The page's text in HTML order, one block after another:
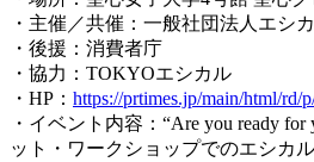
・主催／共催：一般社団法人エシ
・後援：消費者庁
・協力：TOKYOエシカル
・HP： https://prtimes.jp/main/html/rd/
・イベント内容：“Are you ready
ット・ワークショップでのエシカ